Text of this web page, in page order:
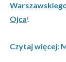
Ojca!
Czytaj więcej: